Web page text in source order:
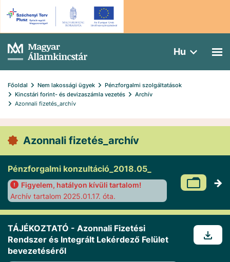
Hu
Főoldal Nem lakossági ügyek
Pénzforgalmi szolgáltatások
Kincstári forint- és devizaszámla vezetés
Archív
Azonnali fizetés_archív
Azonnali fizetés_archív
Pénzforgalmi konzultáció_2018.05_
Figyelem, hatályon kívüli tartalom!
Archív tartalom 2025.01.17. óta.
TÁJÉKOZTATÓ - Azonnali Fizetési
Rendszer és Integrált Lekérdező Felület
bevezetéséről